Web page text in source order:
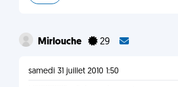
Mirlouche 29
samedi 31 juillet 2010 1:50